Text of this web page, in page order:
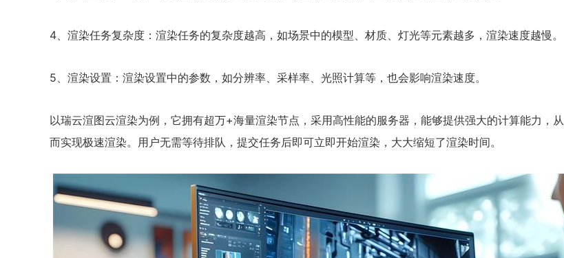
4、渲染任务复杂度：渲染任务的复杂度越高，如场景中的模型、材质、灯光等元素越多，渲染速度越慢。
5、渲染设置：渲染设置中的参数，如分辨率、采样率、光照计算等，也会影响渲染速度。
以瑞云渲图云渲染为例，它拥有超万+海量渲染节点，采用高性能的服务器，能够提供强大的计算能力，从
而实现极速渲染。用户无需等待排队，提交任务后即可立即开始渲染，大大缩短了渲染时间。